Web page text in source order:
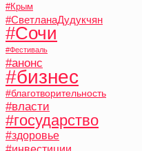
#Крым
#СветланаДудукчян
#Сочи
#Фестиваль
#анонс
#бизнес
#благотворительность
#власти
#государство
#здоровье